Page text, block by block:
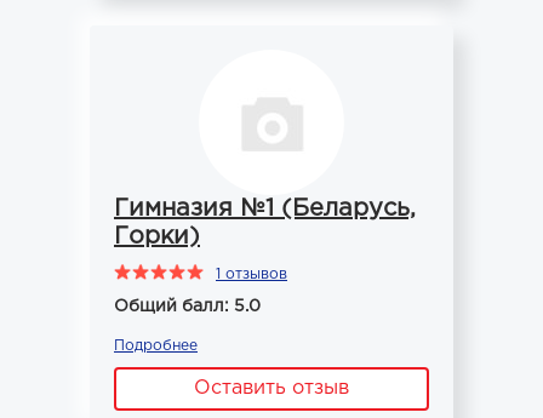
Гимназия №1 (Беларусь,
Горки)
1 отзывов
Общий балл: 5.0
Подробнее
Оставить отзыв